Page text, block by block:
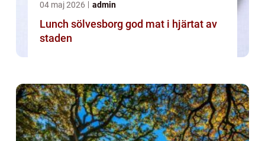
04 maj 2026 admin
Lunch sölvesborg god mat i hjärtat av
staden